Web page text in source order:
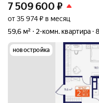
7 509 600 ₽
от 35 974 ₽ в месяц
59,6 м²
2-комн. квартира
новостройка